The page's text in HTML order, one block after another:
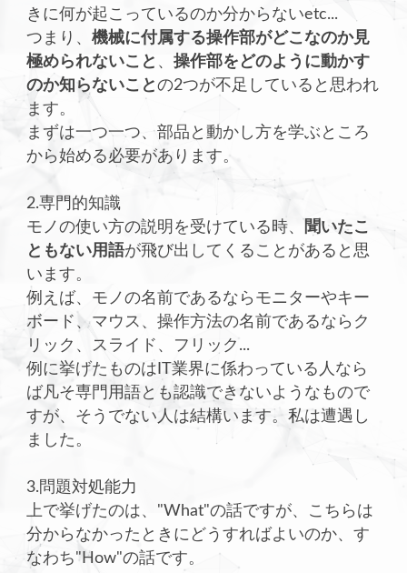
きに何が起こっているのか分からないetc...
つまり、機械に付属する操作部がどこなのか見
極められないこと 、操作部をどのように動かす
のか知らないことの2つが不足していると思われ
ます。
まずは一つ一つ、部品と動かし方を学ぶところ
から始める必要があります。
2.専門的知識
モノの使い方の説明を受けている時、 聞いたこ
ともない用語が飛び出してくることがあると思
います。
例えば、モノの名前であるならモニターやキー
ボード、マウス、操作方法の名前であるならク
リック、スライド、フリック...
例に挙げたものはIT業界に係わっている人なら
ば凡そ専門用語とも認識できないようなもので
すが、そうでない人は結構います。私は遭遇し
ました。
3.問題対処能力
上で挙げたのは、"What"の話ですが、こちらは
分からなかったときにどうすればよいのか、す
なわち"How"の話です。